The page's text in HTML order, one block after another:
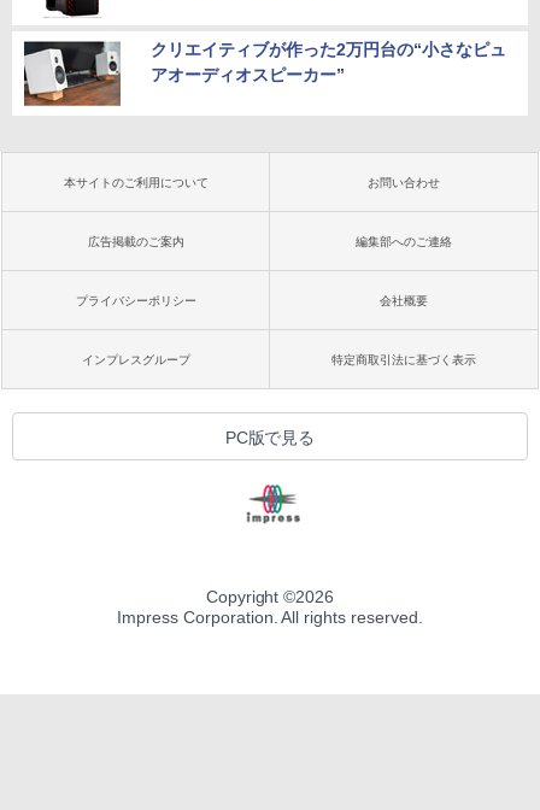
クリエイティブが作った2万円台の“小さなピュ
アオーディオスピーカー”
本サイトのご利用について お問い合わせ
広告掲載のご案内 編集部へのご連絡
プライバシーポリシー 会社概要
インプレスグループ 特定商取引法に基づく表示
PC版で見る
Copyright ©2026
Impress Corporation. All rights reserved.